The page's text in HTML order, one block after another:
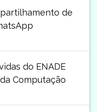
de
do ENADE
Computação